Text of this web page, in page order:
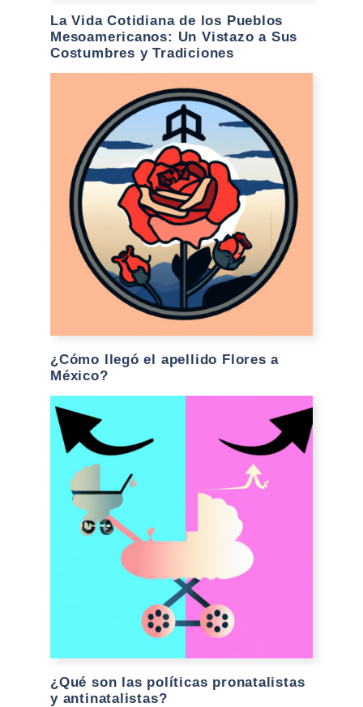
La Vida Cotidiana de los Pueblos
Mesoamericanos: Un Vistazo a Sus
Costumbres y Tradiciones
¿Cómo llegó el apellido Flores a
México?
¿Qué son las políticas pronatalistas
y antinatalistas?